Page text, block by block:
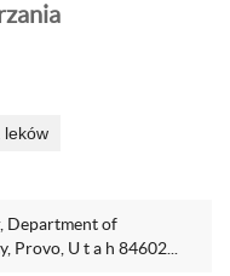
leków
Department of
Provo, U t a h 84602...